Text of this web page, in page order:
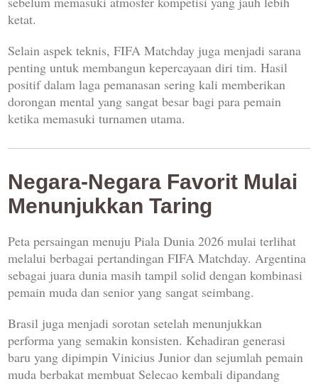
ketat.
Selain aspek teknis, FIFA Matchday juga menjadi sarana
penting untuk membangun kepercayaan diri tim. Hasil
positif dalam laga pemanasan sering kali memberikan
dorongan mental yang sangat besar bagi para pemain
ketika memasuki turnamen utama.
Negara-Negara Favorit Mulai
Menunjukkan Taring
Peta persaingan menuju Piala Dunia 2026 mulai terlihat
melalui berbagai pertandingan FIFA Matchday. Argentina
sebagai juara dunia masih tampil solid dengan kombinasi
pemain muda dan senior yang sangat seimbang.
Brasil juga menjadi sorotan setelah menunjukkan
performa yang semakin konsisten. Kehadiran generasi
baru yang dipimpin Vinicius Junior dan sejumlah pemain
muda berbakat membuat Selecao kembali dipandang